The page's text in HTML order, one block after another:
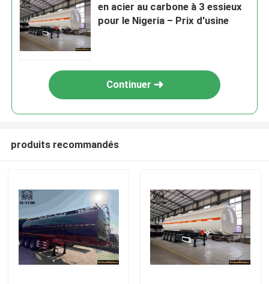
en acier au carbone à 3 essieux
pour le Nigeria – Prix d'usine
Continuer
produits recommandés